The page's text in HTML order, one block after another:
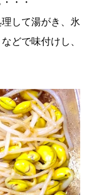
・・
して湯がき、氷
どで味付けし、